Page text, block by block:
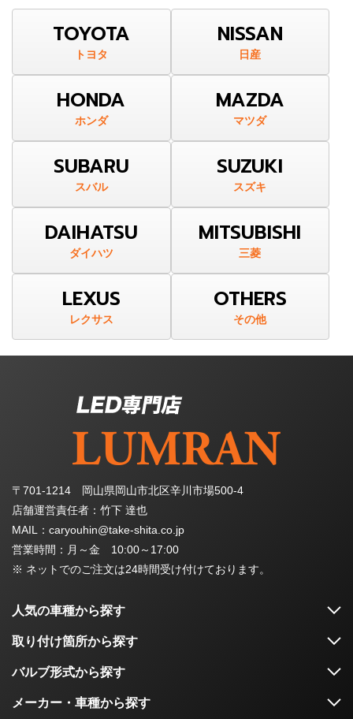
TOYOTA
トヨタ
NISSAN
日産
HONDA
ホンダ
MAZDA
マツダ
SUBARU
スバル
SUZUKI
スズキ
DAIHATSU
ダイハツ
MITSUBISHI
三菱
LEXUS
レクサス
OTHERS
その他
〒701-1214 岡山県岡山市北区辛川市場500-4
店舗運営責任者：竹下 達也
MAIL：caryouhin@take-shita.co.jp
営業時間：月～金 10:00～17:00
※ ネットでのご注文は24時間受け付けております。
人気の車種から探す
取り付け箇所から探す
バルブ形式から探す
メーカー・車種から探す